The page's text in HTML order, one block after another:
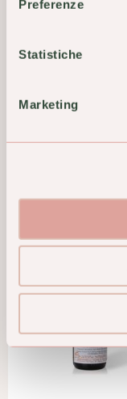
Preferenze
Statistiche
MarketingFluidificante
12,00 €